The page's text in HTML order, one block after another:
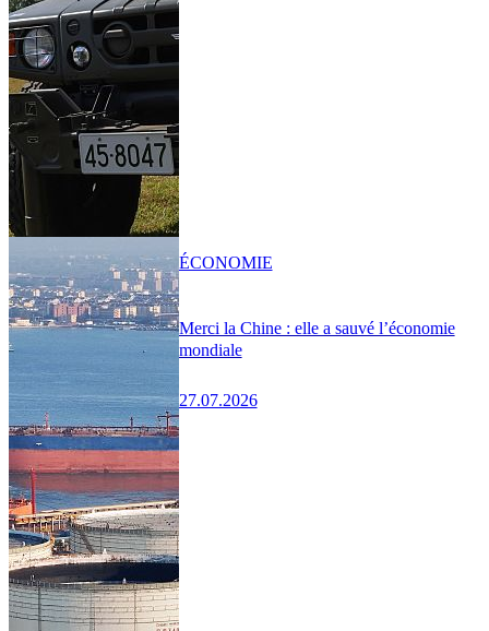
Merci la Chine : elle a sauvé l’économie
mondiale
27.07.2026
ÉCONOMIE